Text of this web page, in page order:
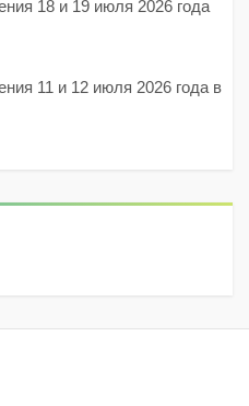
18 и 19 июля 2026 года
11 и 12 июля 2026 года в